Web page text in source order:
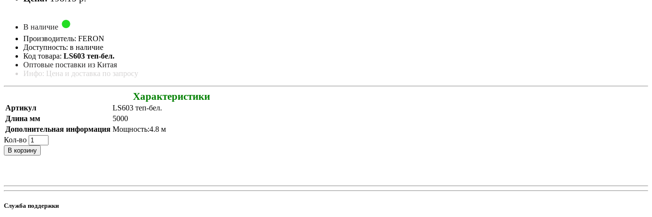
В наличие
Производитель: FERON
Доступность: в наличие
Код товара: LS603 теп-бел.
Оптовые поставки из Китая
Инфо: Цена и доставка по запросу
Характеристики
Артикул
LS603 теп-бел.
Длина мм
5000
Дополнительная информация Мощность:4.8 м
Кол-во
В корзину
Служба поддержки